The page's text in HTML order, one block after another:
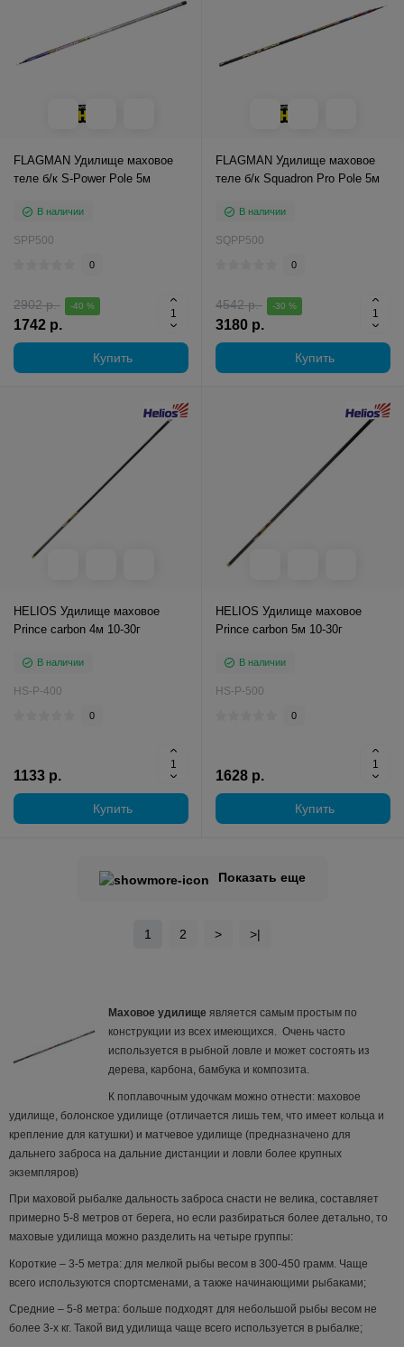
FLAGMAN Удилище маховое
теле б/к S-Power Pole 5м
В наличии
SPP500
0
2902 р. -40 %
1742 р.
Купить
FLAGMAN Удилище маховое
теле б/к Squadron Pro Pole 5м
В наличии
SQPP500
0
4542 р. -30 %
3180 р.
Купить
HELIOS Удилище маховое
Prince carbon 4м 10-30г
В наличии
HS-P-400
0
1133 р.
Купить
HELIOS Удилище маховое
Prince carbon 5м 10-30г
В наличии
HS-P-500
0
1628 р.
Купить
Показать еще
1 2 > >|
Маховое удилище является самым простым по
конструкции из всех имеющихся. Очень часто
используется в рыбной ловле и может состоять из
дерева, карбона, бамбука и композита.
К поплавочным удочкам можно отнести: маховое
удилище, болонское удилище (отличается лишь тем, что имеет кольца и
крепление для катушки) и матчевое удилище (предназначено для
дальнего заброса на дальние дистанции и ловли более крупных
экземпляров)
При маховой рыбалке дальность заброса снасти не велика, составляет
примерно 5-8 метров от берега, но если разбираться более детально, то
маховые удилища можно разделить на четыре группы:
Короткие – 3-5 метра: для мелкой рыбы весом в 300-450 грамм. Чаще
всего используются спортсменами, а также начинающими рыбаками;
Средние – 5-8 метра: больше подходят для небольшой рыбы весом не
более 3-х кг. Такой вид удилища чаще всего используется в рыбалке;